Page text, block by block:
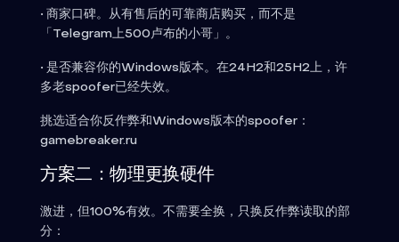
• 商家口碑。从有售后的可靠商店购买，而不是
「Telegram上500卢布的小哥」。
• 是否兼容你的Windows版本。在24H2和25H2上，许
多老spoofer已经失效。
挑选适合你反作弊和Windows版本的spoofer：
gamebreaker.ru
方案二：物理更换硬件
激进，但100%有效。不需要全换，只换反作弊读取的部
分：